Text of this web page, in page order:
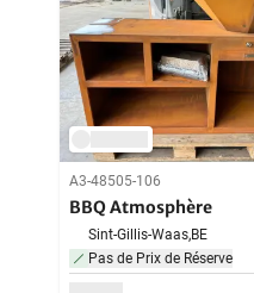
A3-48505-106
BBQ Atmosphère
Sint-Gillis-Waas,BE
Pas de Prix de Réserve